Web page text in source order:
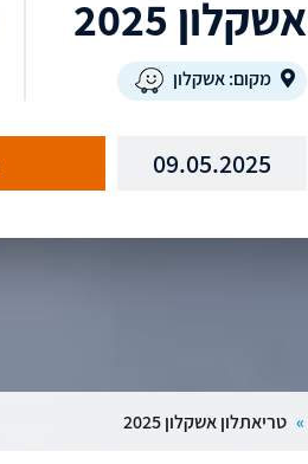
אשקלון 2025
מקום: אשקלון
09.05.2025
» טריאתלון אשקלון 2025